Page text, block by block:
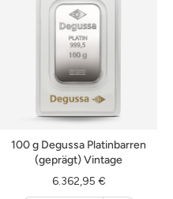
100 g Degussa Platinbarren
(geprägt) Vintage
6.362,95 €